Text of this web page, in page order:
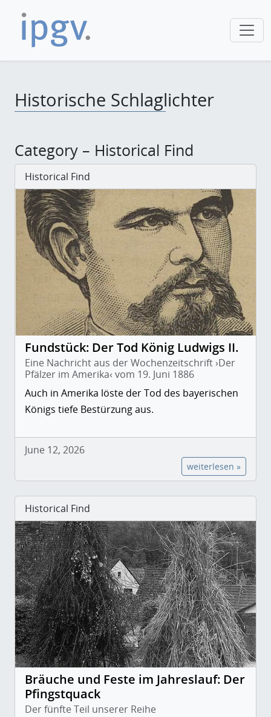
Historische Schlaglichter
Category – Historical Find
Historical Find
Fundstück: Der Tod König Ludwigs II.
Eine Nachricht aus der Wochenzeitschrift ›Der
Pfälzer im Amerika‹ vom 19. Juni 1886
Auch in Amerika löste der Tod des bayerischen
Königs tiefe Bestürzung aus.
June 12, 2026
weiterlesen »
Historical Find
Bräuche und Feste im Jahreslauf: Der
Pfingstquack
Der fünfte Teil unserer Reihe